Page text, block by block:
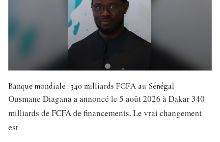
Banque mondiale : 340 milliards FCFA au Sénégal
Ousmane Diagana a annoncé le 5 août 2026 à Dakar 340
milliards de FCFA de financements. Le vrai changement
est